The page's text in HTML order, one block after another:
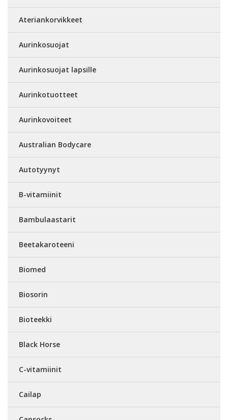
Ateriankorvikkeet
Aurinkosuojat
Aurinkosuojat lapsille
Aurinkotuotteet
Aurinkovoiteet
Australian Bodycare
Autotyynyt
B-vitamiinit
Bambulaastarit
Beetakaroteeni
Biomed
Biosorin
Bioteekki
Black Horse
C-vitamiinit
Cailap